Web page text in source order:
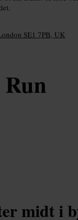
SE1 7PB, UK
midt i